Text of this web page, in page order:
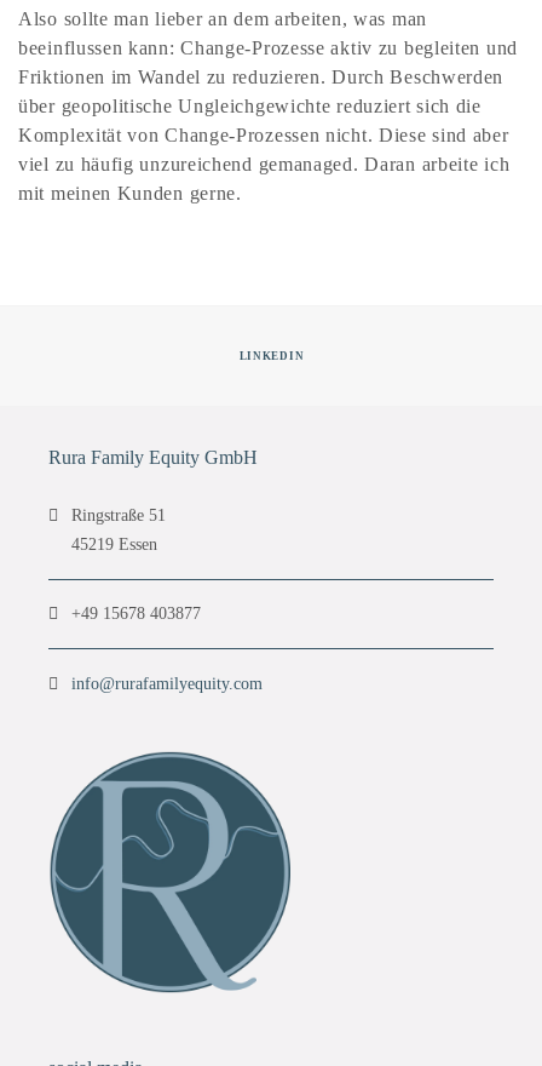
Also sollte man lieber an dem arbeiten, was man
beeinflussen kann: Change-Prozesse aktiv zu begleiten und
Friktionen im Wandel zu reduzieren. Durch Beschwerden
über geopolitische Ungleichgewichte reduziert sich die
Komplexität von Change-Prozessen nicht. Diese sind aber
viel zu häufig unzureichend gemanaged. Daran arbeite ich
mit meinen Kunden gerne.
LINKEDIN
Rura Family Equity GmbH
Ringstraße 51
45219 Essen
+49 15678 403877
info@rurafamilyequity.com